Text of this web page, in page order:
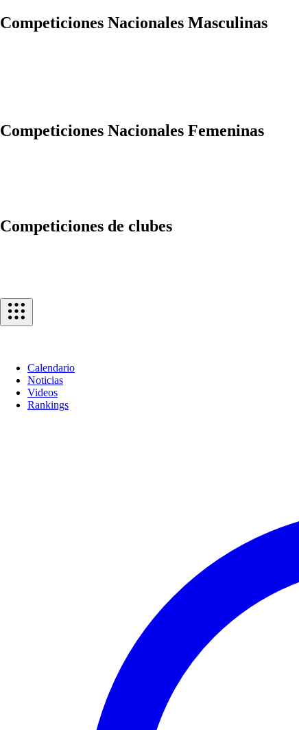
Competiciones Nacionales Masculinas
Competiciones Nacionales Femeninas
Competiciones de clubes
Calendario
Noticias
Videos
Rankings